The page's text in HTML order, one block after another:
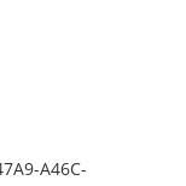
A46C-